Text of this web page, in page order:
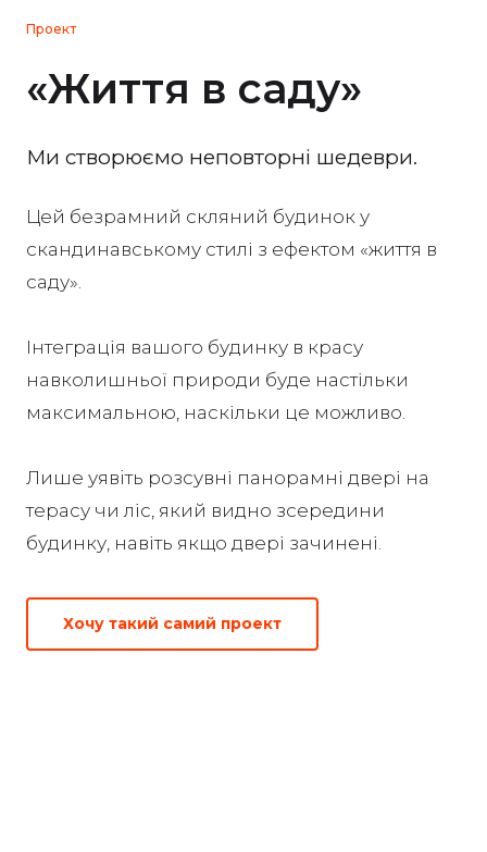
Проект
«Життя в саду»
Ми створюємо неповторні шедеври.
Цей безрамний скляний будинок у
скандинавському стилі з ефектом «життя в
саду».
Iнтеграція вашого будинку в красу
навколишньої природи буде настільки
максимальною, наскільки це можливо.
Лише уявiть розсувні панорамні двері на
терасу чи ліс, який видно зсередини
будинку, навіть якщо двері зачинені.
Хочу такий самий проект